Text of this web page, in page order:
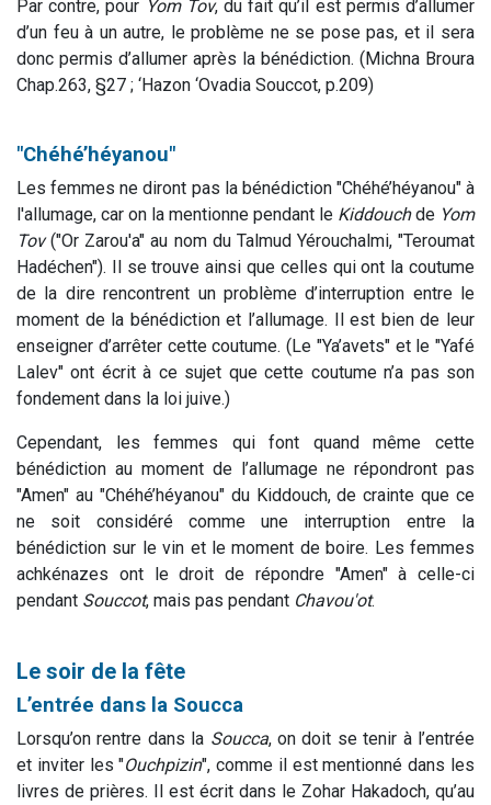
Par contre, pour Yom Tov, du fait qu’il est permis d’allumer
d’un feu à un autre, le problème ne se pose pas, et il sera
donc permis d’allumer après la bénédiction. (Michna Broura
Chap.263, §27 ; ‘Hazon ‘Ovadia Souccot, p.209)
"Chéhé’héyanou"
Les femmes ne diront pas la bénédiction "Chéhé’héyanou" à
l'allumage, car on la mentionne pendant le Kiddouchde Yom
Tov("Or Zarou'a" au nom du Talmud Yérouchalmi, "Teroumat
Hadéchen"). Il se trouve ainsi que celles qui ont la coutume
de la dire rencontrent un problème d’interruption entre le
moment de la bénédiction et l’allumage. Il est bien de leur
enseigner d’arrêter cette coutume. (Le "Ya’avets" et le "Yafé
Lalev" ont écrit à ce sujet que cette coutume n’a pas son
fondement dans la loi juive.)
Cependant, les femmes qui font quand même cette
bénédiction au moment de l’allumage ne répondront pas
"Amen" au "Chéhé’héyanou" du Kiddouch, de crainte que ce
ne soit considéré comme une interruption entre la
bénédiction sur le vin et le moment de boire. Les femmes
achkénazes ont le droit de répondre "Amen" à celle-ci
pendant Souccot, mais pas pendant Chavou'ot.
Le soir de la fête
L’entrée dans la Soucca
Lorsqu’on rentre dans la Soucca, on doit se tenir à l’entrée
et inviter les "Ouchpizin", comme il est mentionné dans les
livres de prières. Il est écrit dans le Zohar Hakadoch, qu’au